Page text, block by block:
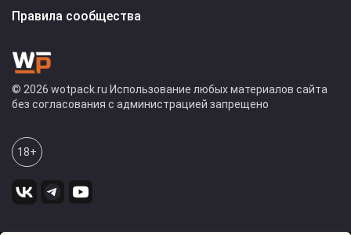
Правила сообщества
© 2026 wotpack.ru Использование любых материалов сайта
без согласования с администрацией запрещено
18+